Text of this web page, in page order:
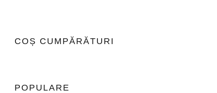
COȘ CUMPĂRĂTURI
POPULARE